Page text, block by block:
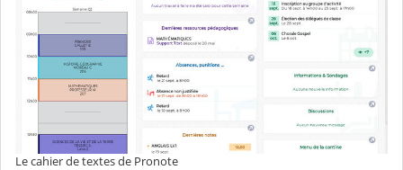
Le cahier de textes de Pronote